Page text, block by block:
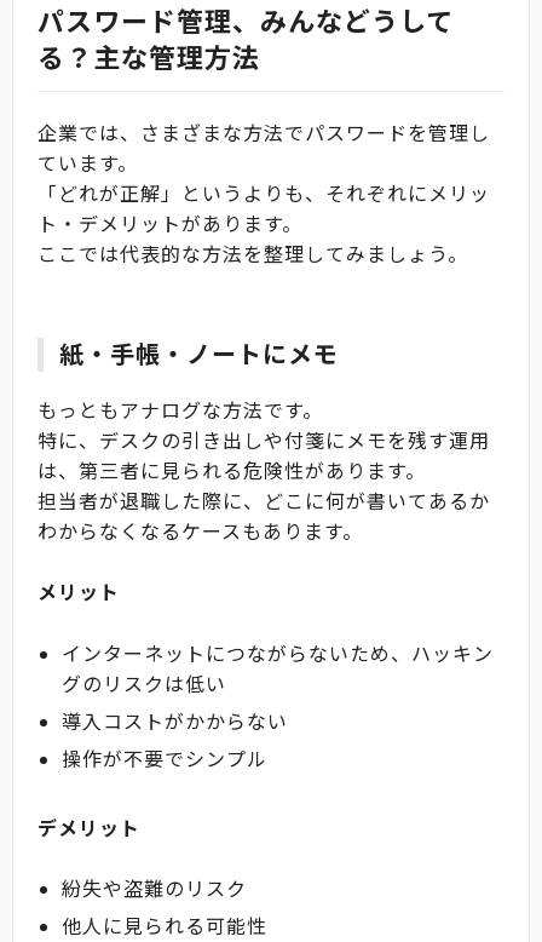
パスワード管理、みんなどうして
る？主な管理方法
企業では、さまざまな方法でパスワードを管理し
ています。
「どれが正解」というよりも、それぞれにメリッ
ト・デメリットがあります。
ここでは代表的な方法を整理してみましょう。
紙・手帳・ノートにメモ
もっともアナログな方法です。
特に、デスクの引き出しや付箋にメモを残す運用
は、第三者に見られる危険性があります。
担当者が退職した際に、どこに何が書いてあるか
わからなくなるケースもあります。
メリット
インターネットにつながらないため、ハッキン
グのリスクは低い
導入コストがかからない
操作が不要でシンプル
デメリット
紛失や盗難のリスク
他人に見られる可能性